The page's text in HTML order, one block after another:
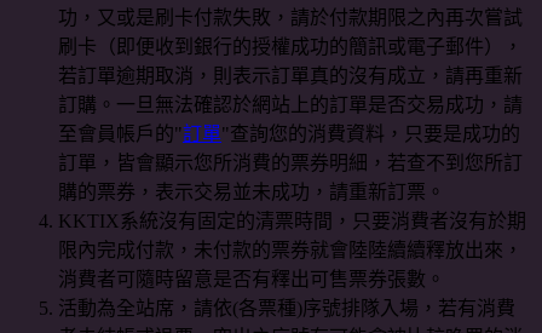
功，又或是刷卡付款失敗，請於付款期限之內再次嘗試
刷卡（即便收到銀行的授權成功的簡訊或電子郵件），
若訂單逾期取消，則表示訂單真的沒有成立，請再重新
訂購。一旦無法確認於網站上的訂單是否交易成功，請
至會員帳戶的"訂單"查詢您的消費資料，只要是成功的
訂單，皆會顯示您所消費的票券明細，若查不到您所訂
購的票券，表示交易並未成功，請重新訂票。
KKTIX系統沒有固定的清票時間，只要消費者沒有於期
限內完成付款，未付款的票券就會陸陸續續釋放出來，
消費者可隨時留意是否有釋出可售票券張數。
活動為全站席，請依(各票種)序號排隊入場，若有消費